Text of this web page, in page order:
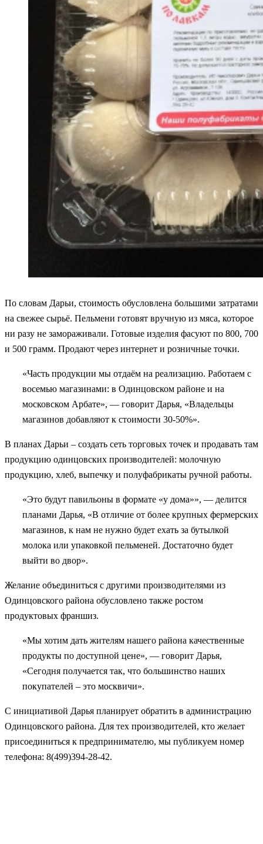
По словам Дарьи, стоимость обусловлена большими затратами
на свежее сырьё. Пельмени готовят вручную из мяса, которое
ни разу не замораживали. Готовые изделия фасуют по 800, 700
и 500 грамм. Продают через интернет и розничные точки.
«Часть продукции мы отдаём на реализацию. Работаем с
восемью магазинами: в Одинцовском районе и на
московском Арбате», — говорит Дарья, «Владельцы
магазинов добавляют к стоимости 30-50%».
В планах Дарьи – создать сеть торговых точек и продавать там
продукцию одинцовских производителей: молочную
продукцию, хлеб, выпечку и полуфабрикаты ручной работы.
«Это будут павильоны в формате «у дома»», — делится
планами Дарья, «В отличие от более крупных фермерских
магазинов, к нам не нужно будет ехать за бутылкой
молока или упаковкой пельменей. Достаточно будет
выйти во двор».
Желание объединиться с другими производителями из
Одинцовского района обусловлено также ростом
продуктовых франшиз.
«Мы хотим дать жителям нашего района качественные
продукты по доступной цене», — говорит Дарья,
«Сегодня получается так, что большинство наших
покупателей – это москвичи».
С инициативой Дарья планирует обратить в администрацию
Одинцовского района. Для тех производителей, кто желает
присоединиться к предпринимателю, мы публикуем номер
телефона: 8(499)394-28-42.